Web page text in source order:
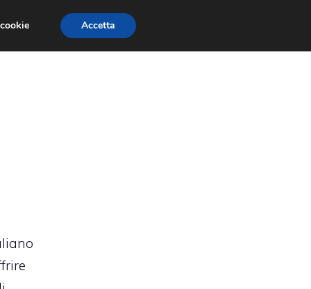
EVENTI E FIERE
Accetta